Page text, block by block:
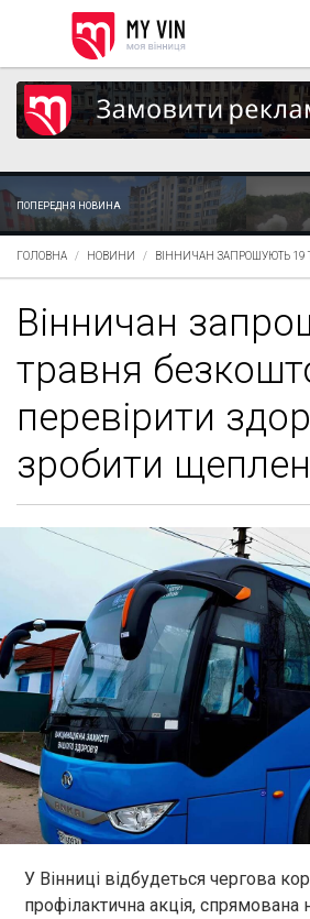
ПОПЕРЕДНЯ НОВИНА
ГОЛОВНА НОВИНИ ВІННИЧАН ЗАПРОШУЮТЬ 19
Вінничан
травня
перевірити
зробити
У Вінниці відбудеться чергова
профілактична акція, спрямована